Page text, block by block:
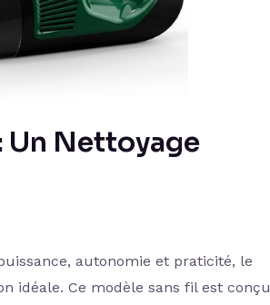
Un Nettoyage
autonomie et praticité, le
idéale. Ce modèle sans fil est conçu